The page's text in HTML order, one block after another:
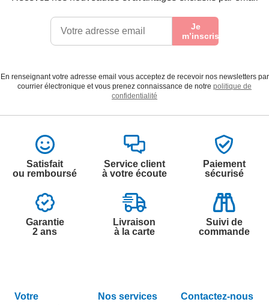
Je
m’inscris
En renseignant votre adresse email vous acceptez de recevoir nos newsletters par
courrier électronique et vous prenez connaissance de notre politique de
confidentialité
Satisfait
ou remboursé
Service client
à votre écoute
Paiement
sécurisé
Garantie
2 ans
Livraison
à la carte
Suivi de
commande
Votre
Nos services Contactez-nous